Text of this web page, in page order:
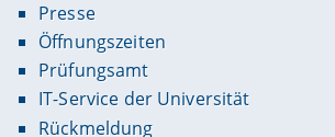
Presse
Öffnungszeiten
Prüfungsamt
IT-Service der Universität
Rückmeldung